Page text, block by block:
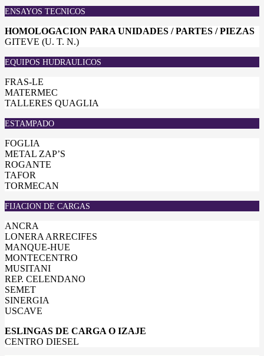
ENSAYOS TECNICOS
HOMOLOGACION PARA UNIDADES / PARTES / PIEZAS
GITEVE (U. T. N.)
EQUIPOS HUDRAULICOS
FRAS-LE
MATERMEC
TALLERES QUAGLIA
ESTAMPADO
FOGLIA
METAL ZAP’S
ROGANTE
TAFOR
TORMECAN
FIJACION DE CARGAS
ANCRA
LONERA ARRECIFES
MANQUE-HUE
MONTECENTRO
MUSITANI
REP. CELENDANO
SEMET
SINERGIA
USCAVE
ESLINGAS DE CARGA O IZAJE
CENTRO DIESEL